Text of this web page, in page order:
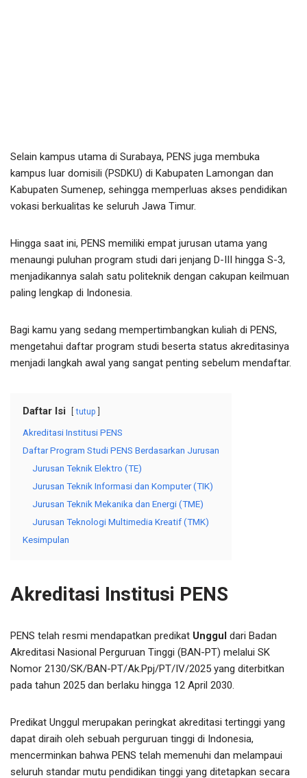
Selain kampus utama di Surabaya, PENS juga membuka
kampus luar domisili (PSDKU) di Kabupaten Lamongan dan
Kabupaten Sumenep, sehingga memperluas akses pendidikan
vokasi berkualitas ke seluruh Jawa Timur.
Hingga saat ini, PENS memiliki empat jurusan utama yang
menaungi puluhan program studi dari jenjang D-III hingga S-3,
menjadikannya salah satu politeknik dengan cakupan keilmuan
paling lengkap di Indonesia.
Bagi kamu yang sedang mempertimbangkan kuliah di PENS,
mengetahui daftar program studi beserta status akreditasinya
menjadi langkah awal yang sangat penting sebelum mendaftar.
Daftar Isi tutup
Akreditasi Institusi PENS
Daftar Program Studi PENS Berdasarkan Jurusan
Jurusan Teknik Elektro (TE)
Jurusan Teknik Informasi dan Komputer (TIK)
Jurusan Teknik Mekanika dan Energi (TME)
Jurusan Teknologi Multimedia Kreatif (TMK)
Kesimpulan
Akreditasi Institusi PENS
PENS telah resmi mendapatkan predikat Unggul dari Badan
Akreditasi Nasional Perguruan Tinggi (BAN-PT) melalui SK
Nomor 2130/SK/BAN-PT/Ak.Ppj/PT/IV/2025 yang diterbitkan
pada tahun 2025 dan berlaku hingga 12 April 2030.
Predikat Unggul merupakan peringkat akreditasi tertinggi yang
dapat diraih oleh sebuah perguruan tinggi di Indonesia,
mencerminkan bahwa PENS telah memenuhi dan melampaui
seluruh standar mutu pendidikan tinggi yang ditetapkan secara